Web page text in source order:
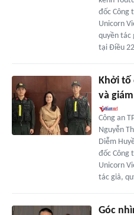
đốc Công
Unicorn
quyền tác
tại Điều
Khởi tố
và
Công an
Nguyễn
Diễm
đốc Công
Unicorn
tác giả,
Góc